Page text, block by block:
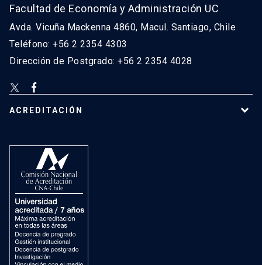
Facultad de Economía y Administración UC
Avda. Vicuña Mackenna 4860, Macul. Santiago, Chile
Teléfono: +56 2 2354 4303
Dirección de Postgrado: +56 2 2354 4028
ACREDITACIÓN